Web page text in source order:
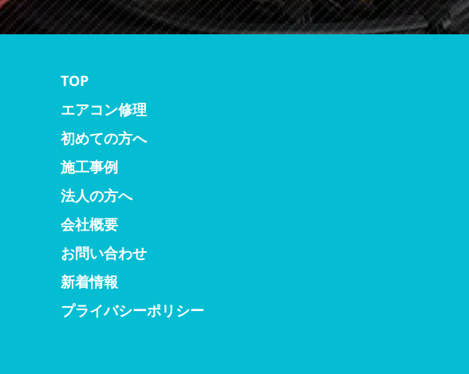
TOP
エアコン修理
初めての方へ
施工事例
法人の方へ
会社概要
お問い合わせ
新着情報
プライバシーポリシー